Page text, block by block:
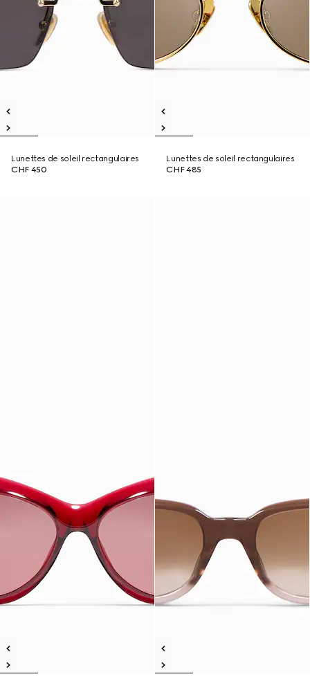
Lunettes de soleil rectangulaires
CHF 450
Lunettes de soleil rectangulaires
CHF 485